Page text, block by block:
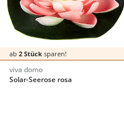
ab 2 Stück sparen!
viva domo
Solar-Seerose rosa